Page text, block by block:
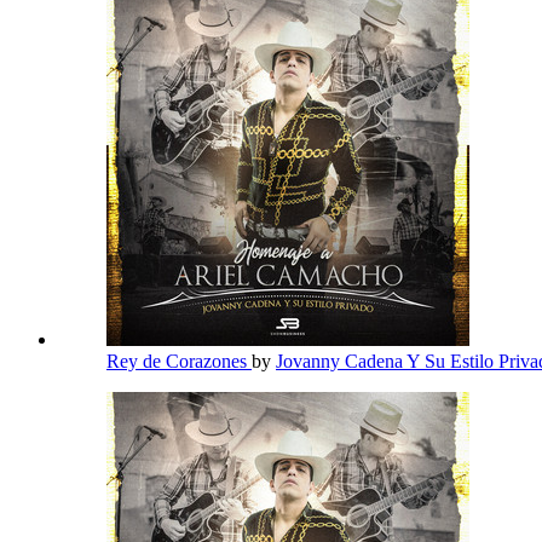
Rey de Corazones by Jovanny Cadena Y Su Estilo